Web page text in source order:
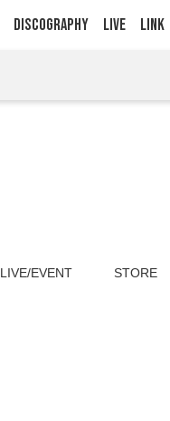
DISCOGRAPHY LIVE LINK
LIVE/EVENT STORE